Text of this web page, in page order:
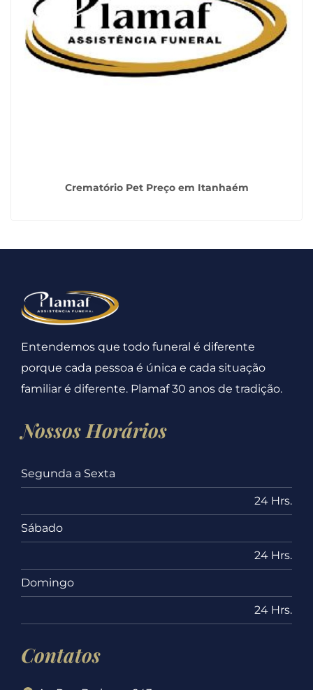
Crematório Pet Preço em Itanhaém
Entendemos que todo funeral é diferente
porque cada pessoa é única e cada situação
familiar é diferente. Plamaf 30 anos de tradição.
Nossos Horários
Segunda a Sexta
24 Hrs.
Sábado
24 Hrs.
Domingo
24 Hrs.
Contatos